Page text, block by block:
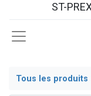
ST-
Tous les produits